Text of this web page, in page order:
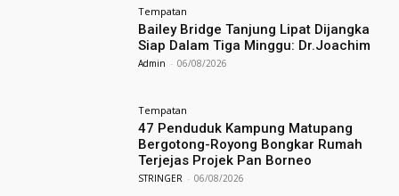
Tempatan
Bailey Bridge Tanjung Lipat Dijangka
Siap Dalam Tiga Minggu: Dr.Joachim
Admin - 06/08/2026
Tempatan
47 Penduduk Kampung Matupang
Bergotong-Royong Bongkar Rumah
Terjejas Projek Pan Borneo
STRINGER - 06/08/2026